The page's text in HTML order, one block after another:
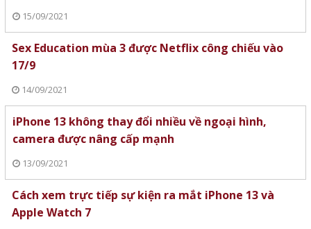
15/09/2021
Sex Education mùa 3 được Netflix công chiếu vào
17/9
14/09/2021
iPhone 13 không thay đổi nhiều về ngoại hình,
camera được nâng cấp mạnh
13/09/2021
Cách xem trực tiếp sự kiện ra mắt iPhone 13 và
Apple Watch 7